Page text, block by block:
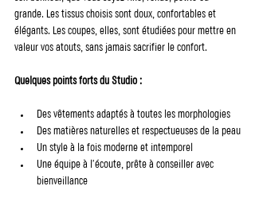
grande. Les tissus choisis sont doux, confortables et
élégants. Les coupes, elles, sont étudiées pour mettre en
valeur vos atouts, sans jamais sacrifier le confort.
Quelques points forts du Studio :
Des vêtements adaptés à toutes les morphologies
Des matières naturelles et respectueuses de la peau
Un style à la fois moderne et intemporel
Une équipe à l’écoute, prête à conseiller avec
bienveillance